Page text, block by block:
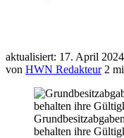
aktualisiert: 17. April
von HWN Redakteur 2
behalten ihre